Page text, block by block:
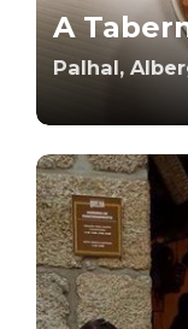
A
Palhal,